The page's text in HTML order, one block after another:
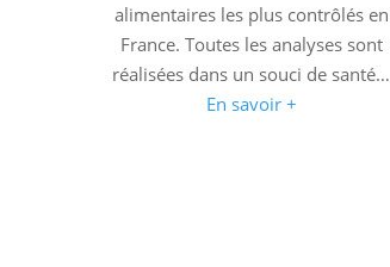
alimentaires les plus contrôlés en
France. Toutes les analyses sont
réalisées dans un souci de santé…
En savoir +